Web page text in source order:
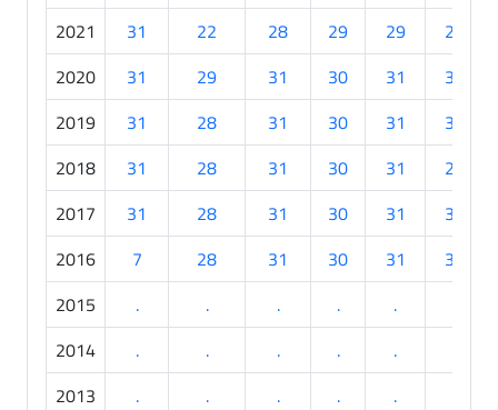
2021
31 22 28 29 29
29
2020
31 29 31 30 31
30
2019
31 28 31 30 31
30
2018
31 28 31 30 31
27
2017
31 28 31 30 31
30
2016
7 28 31 30 31
30
2015
. . . . .
2014
. . . . .
2013
. . . . .